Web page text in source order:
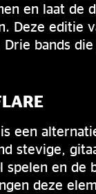
en laat de
Deze editie
Drie bands
een
stevige,
spelen en de
deze